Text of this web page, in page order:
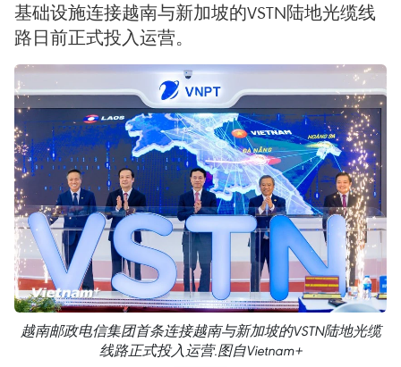
基础设施连接越南与新加坡的VSTN陆地光缆线
路日前正式投入运营。
越南邮政电信集团首条连接越南与新加坡的VSTN陆地光缆
线路正式投入运营.图自Vietnam+